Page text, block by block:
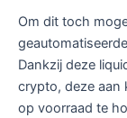
Om dit toch
Dankzij deze
crypto, deze aan
op voorraad te